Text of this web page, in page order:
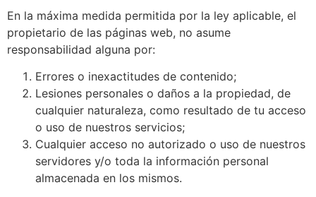
En la máxima medida permitida por la ley aplicable, el
propietario de las páginas web, no asume
responsabilidad alguna por:
Errores o inexactitudes de contenido;
Lesiones personales o daños a la propiedad, de
cualquier naturaleza, como resultado de tu acceso
o uso de nuestros servicios;
Cualquier acceso no autorizado o uso de nuestros
servidores y/o toda la información personal
almacenada en los mismos.